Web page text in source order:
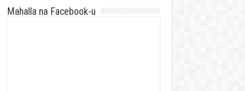
Mahalla na Facebook-u